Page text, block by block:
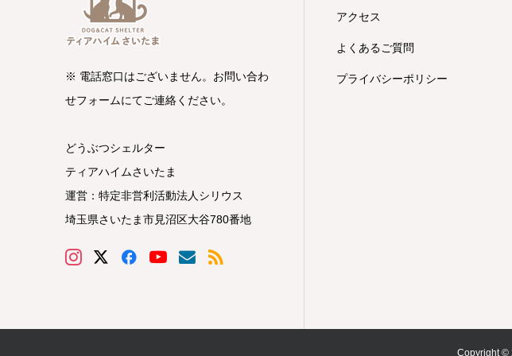
※ 電話窓口はございません。お問い合わ
せフォームにてご連絡ください。
どうぶつシェルター
ティアハイムさいたま
運営：特定非営利活動法人シリウス
埼玉県さいたま市見沼区大谷780番地
アクセス
よくあるご質問
プライバシーポリシー
Copyright ©